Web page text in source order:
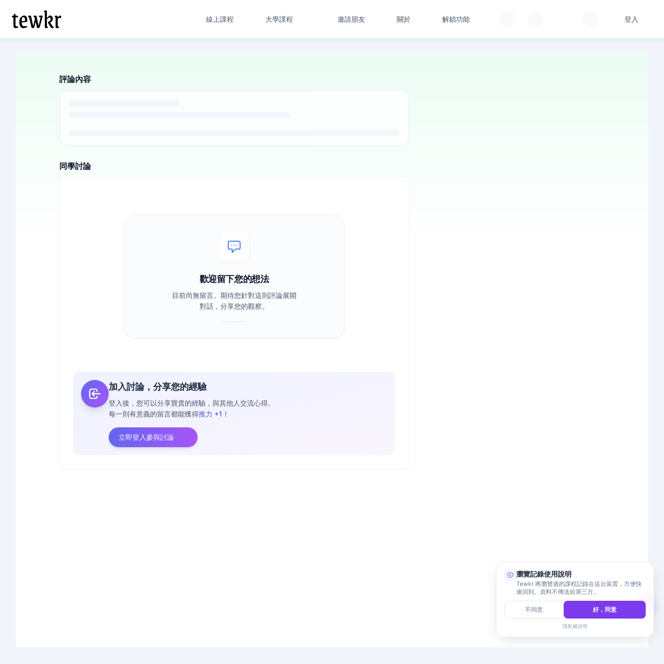
線上課程 大學課程 邀請朋友 關於 解鎖功能 登入
評論內容
同學討論
歡迎留下您的想法
目前尚無留言。期待您針對這則評論展開
對話，分享您的觀察。
加入討論，分享您的經驗
登入後，您可以分享寶貴的經驗，與其他人交流心得。
每一則有意義的留言都能獲得推力 +1 ！
立即登入參與討論
瀏覽記錄使用說明
Tewkr 將瀏覽過的課程記錄在這台裝置，方便快
速回到。資料不傳送給第三方。
不同意 好，同意
隱私權說明